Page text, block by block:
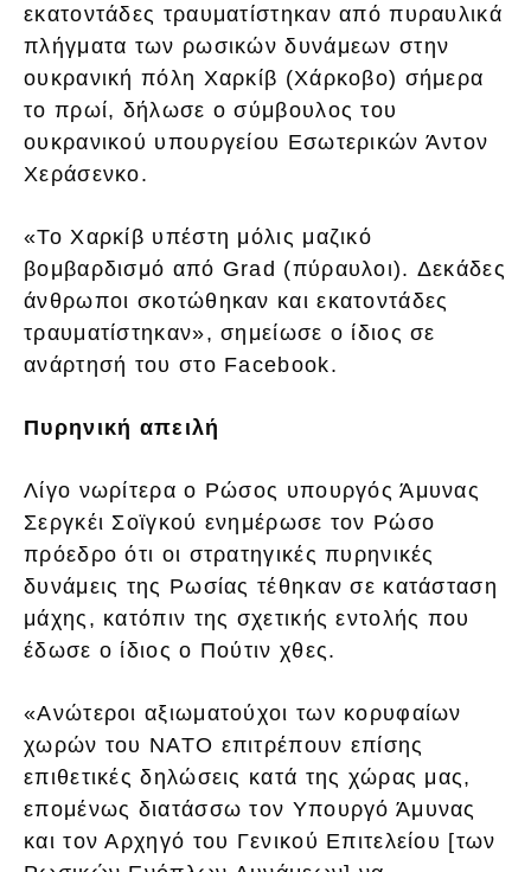
εκατοντάδες τραυματίστηκαν από πυραυλικά
πλήγματα των ρωσικών δυνάμεων στην
ουκρανική πόλη Χαρκίβ (Χάρκοβο) σήμερα
το πρωί, δήλωσε ο σύμβουλος του
ουκρανικού υπουργείου Εσωτερικών Άντον
Χεράσενκο.
«Το Χαρκίβ υπέστη μόλις μαζικό
βομβαρδισμό από Grad (πύραυλοι). Δεκάδες
άνθρωποι σκοτώθηκαν και εκατοντάδες
τραυματίστηκαν», σημείωσε ο ίδιος σε
ανάρτησή του στο Facebook.
Πυρηνική απειλή
Λίγο νωρίτερα ο Ρώσος υπουργός Άμυνας
Σεργκέι Σοϊγκού ενημέρωσε τον Ρώσο
πρόεδρο ότι οι στρατηγικές πυρηνικές
δυνάμεις της Ρωσίας τέθηκαν σε κατάσταση
μάχης, κατόπιν της σχετικής εντολής που
έδωσε ο ίδιος ο Πούτιν χθες.
«Ανώτεροι αξιωματούχοι των κορυφαίων
χωρών του ΝΑΤΟ επιτρέπουν επίσης
επιθετικές δηλώσεις κατά της χώρας μας,
επομένως διατάσσω τον Υπουργό Άμυνας
και τον Αρχηγό του Γενικού Επιτελείου [των